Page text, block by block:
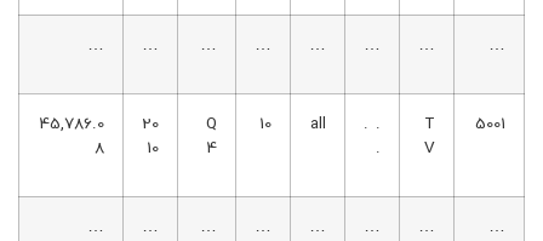
…
…
…
…
…
…
…
…
5001
T
V
. .
.
all
10
Q
4
20
10
45,786.0
8
…
…
…
…
…
…
…
…